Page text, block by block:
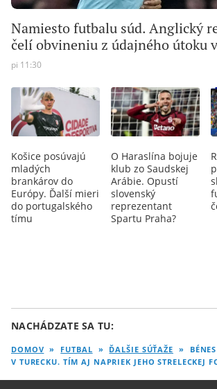
Namiesto futbalu súd. Anglický
čelí obvineniu z údajného útoku
pi 11:30
Košice posúvajú
mladých
brankárov do
Európy. Ďalší mieri
do portugalského
tímu
O Haraslína bojuje
klub zo Saudskej
Arábie. Opustí
slovenský
reprezentant
Spartu Praha?
NACHÁDZATE SA TU:
DOMOV » FUTBAL » ĎALŠIE SÚŤAŽE »
V TURECKU. TÍM AJ NAPRIEK JEHO STRELECKEJ